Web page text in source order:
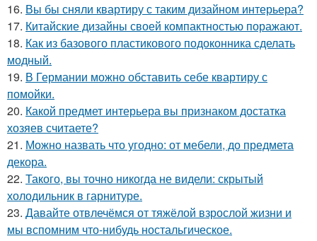
16. Вы бы сняли квартиру с таким дизайном интерьера?
17. Китайские дизайны своей компактностью поражают.
18. Как из базового пластикового подоконника сделать
модный.
19. В Германии можно обставить себе квартиру с
помойки.
20. Какой предмет интерьера вы признаком достатка
хозяев считаете?
21. Можно назвать что угодно: от мебели, до предмета
декора.
22. Такого, вы точно никогда не видели: скрытый
холодильник в гарнитуре.
23. Давайте отвлечёмся от тяжёлой взрослой жизни и
мы вспомним что-нибудь ностальгическое.